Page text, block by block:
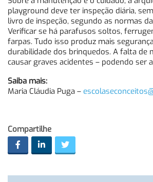
playground deve ter inspeção diária,
livro de inspeção, segundo as normas da
Verificar se há parafusos soltos,
farpas. Tudo isso produz mais
durabilidade dos brinquedos. A falta de
causar graves acidentes – podendo ser
Saiba mais:
Maria Cláudia Puga –
Compartilhe